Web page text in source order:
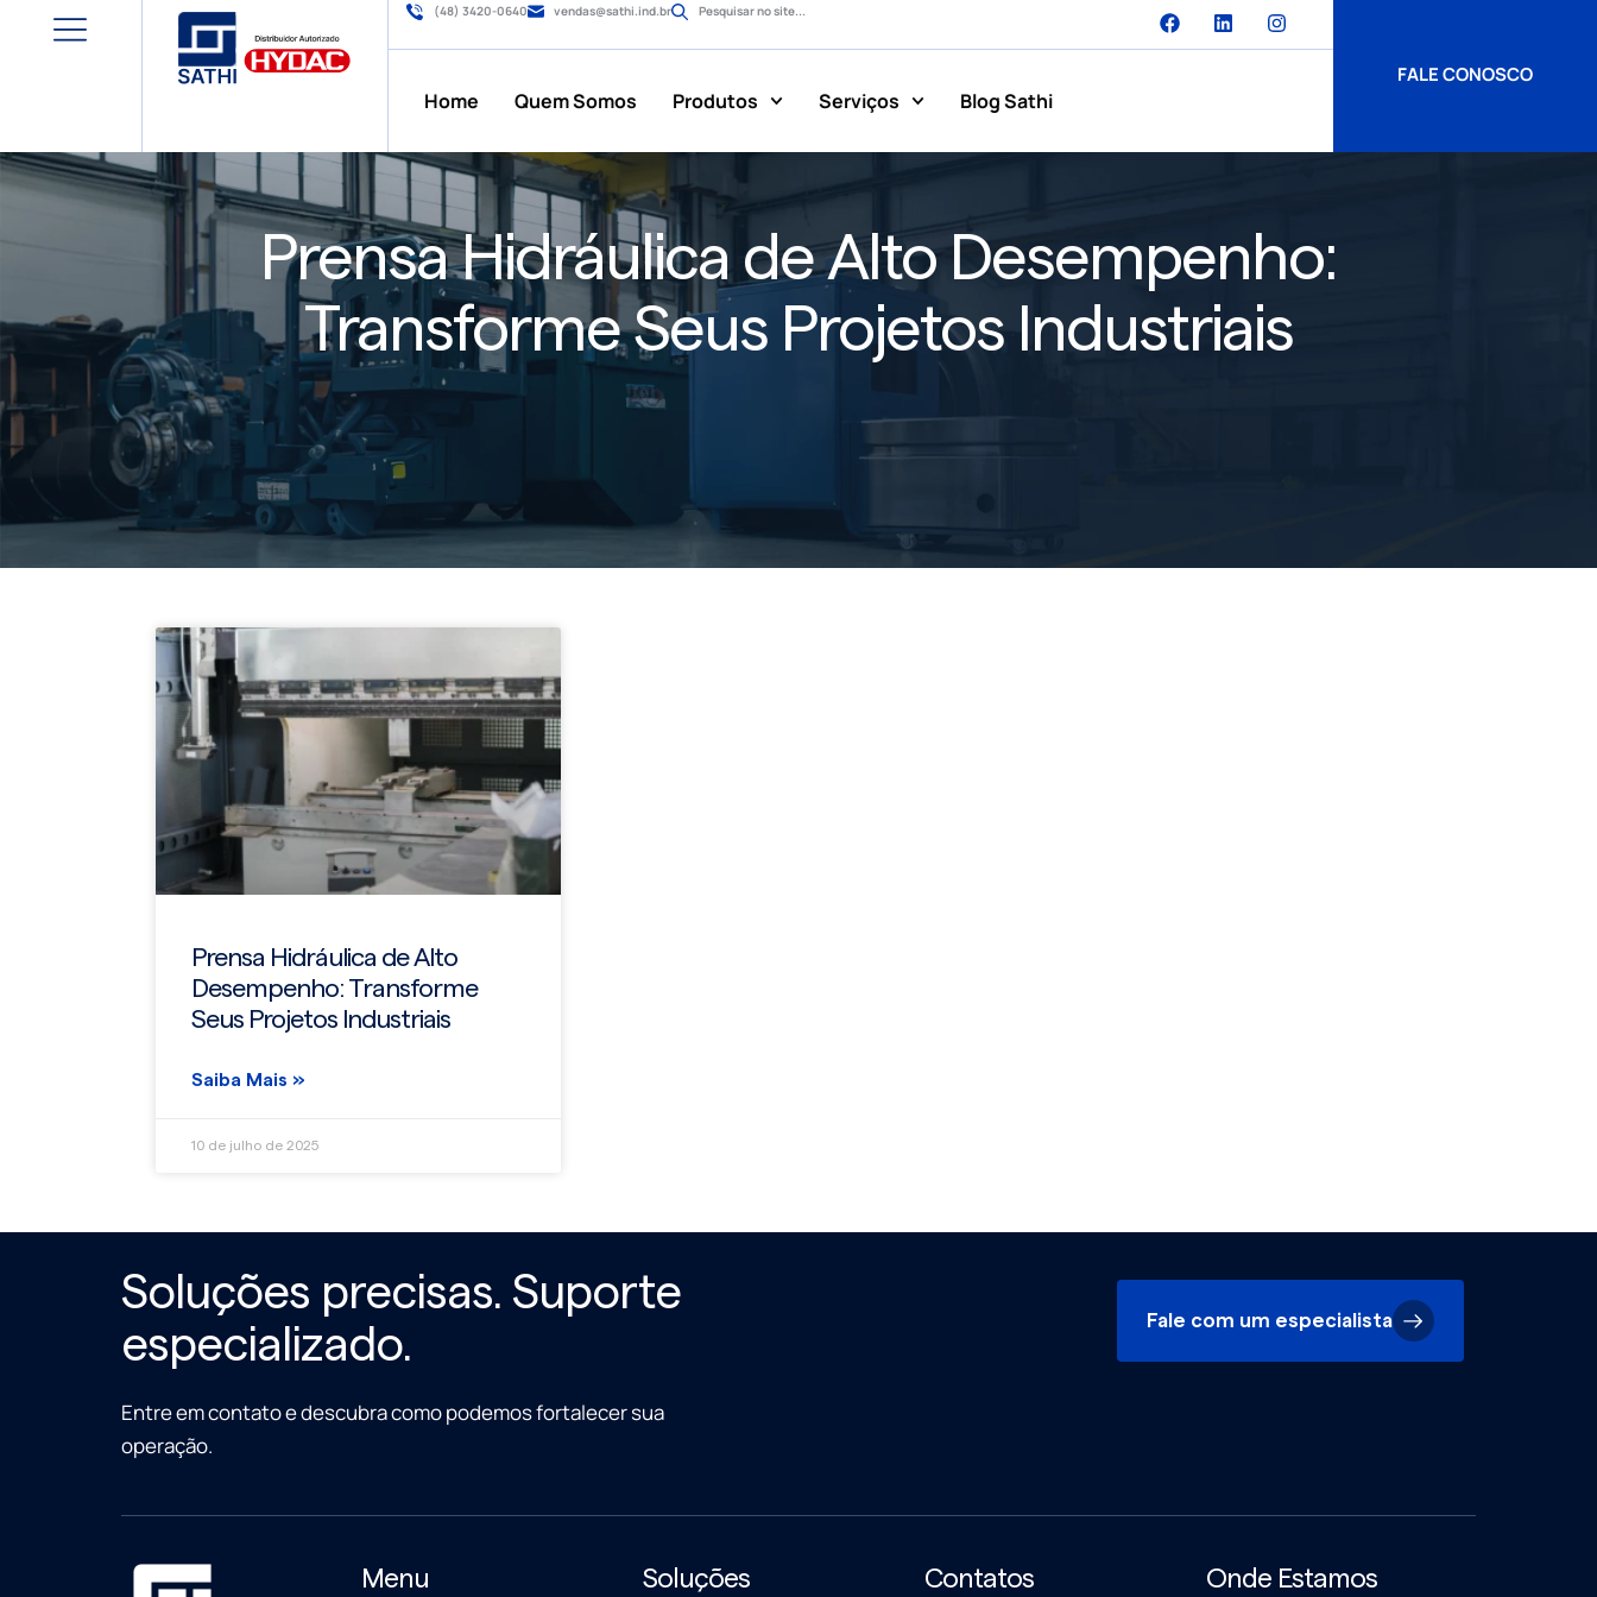
(48) 3420-0640 vendas@sathi.ind.br Pesquisar no site...
Home Quem Somos Produtos Serviços Blog Sathi
FALE CONOSCO
Prensa Hidráulica de Alto Desempenho:
Transforme Seus Projetos Industriais
Prensa Hidráulica de Alto
Desempenho: Transforme
Seus Projetos Industriais
Saiba Mais »
10 de julho de 2025
Soluções precisas. Suporte
especializado.
Entre em contato e descubra como podemos fortalecer sua
operação.
Fale com um especialista
Menu Soluções Contatos Onde Estamos